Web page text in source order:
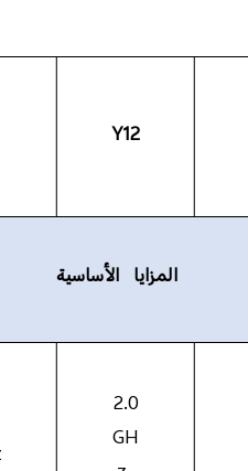
Y12
المزايا الأساسية
2.0
GH